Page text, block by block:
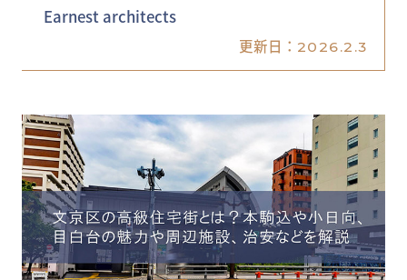
Earnest architects
更新日： 2026.2.3